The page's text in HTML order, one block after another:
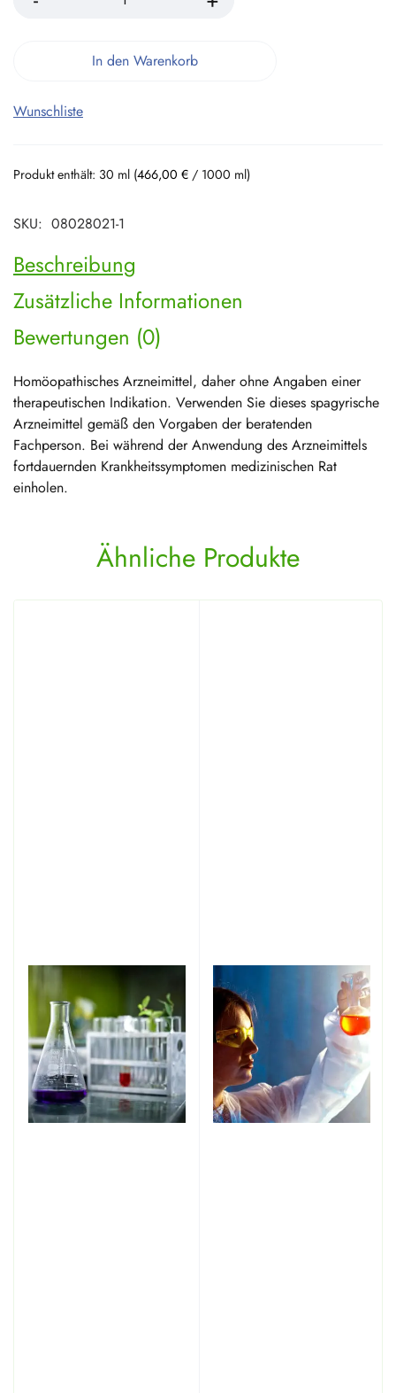
In den Warenkorb
Wunschliste
Produkt enthält: 30 ml (466,00 € / 1000 ml)
SKU: 08028021-1
Beschreibung
Zusätzliche Informationen
Bewertungen (0)
Homöopathisches Arzneimittel, daher ohne Angaben einer
therapeutischen Indikation. Verwenden Sie dieses spagyrische
Arzneimittel gemäß den Vorgaben der beratenden
Fachperson. Bei während der Anwendung des Arzneimittels
fortdauernden Krankheitssymptomen medizinischen Rat
einholen.
Ähnliche Produkte